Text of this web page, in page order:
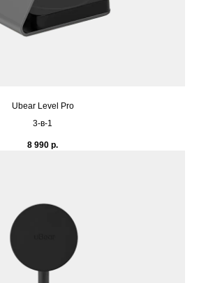
Ubear Level Pro
3-в-1
8 990 р.